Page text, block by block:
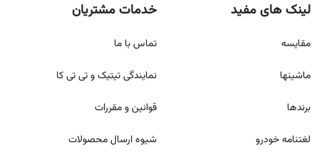
لینک های مفید
مقايسه
ماشینها
برندها
لغتنامه خودرو
خدمات مشتریان
تماس با ما
نمایندگی تیتیک و تی تی کا
قوانين و مقررات
شيوه ارسال محصولات